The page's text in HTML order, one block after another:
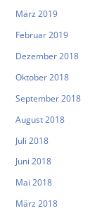
März 2019
Februar 2019
Dezember 2018
Oktober 2018
September 2018
August 2018
Juli 2018
Juni 2018
Mai 2018
März 2018